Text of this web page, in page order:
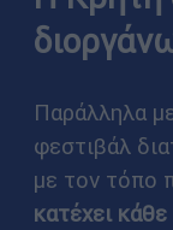
Παράλληλα
φεστιβάλ
με τον τόπο
κατέχει